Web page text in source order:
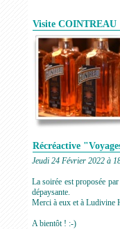
Visite COINTREAU
Récréactive
Jeudi 24 Février 2022 à
La soirée est proposée
dépaysante.
Merci à eux et à Ludivine
A bientôt ! :-)